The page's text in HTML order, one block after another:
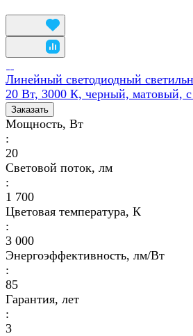
Линейный светодиодный
20 Вт, 3000 К, черный, матовый,
Заказать
Мощность, Вт
:
20
Световой поток, лм
:
1 700
Цветовая температура, К
:
3 000
Энергоэффективность, лм/Вт
:
85
Гарантия, лет
:
3